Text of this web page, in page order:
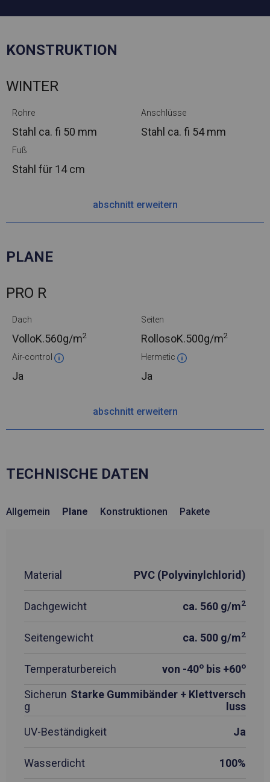
KONSTRUKTION
WINTER
Rohre
Stahl ca. fi 50 mm
Anschlüsse
Stahl ca. fi 54 mm
Fuß
Stahl für 14 cm
abschnitt erweitern
PLANE
PRO R
Dach
VolloK.560g/m2
Seiten
RollosoK.500g/m2
Air-control
Ja
Hermetic
Ja
abschnitt erweitern
TECHNISCHE DATEN
Allgemein Plane Konstruktionen Pakete
Material PVC (Polyvinylchlorid)
Dachgewicht ca. 560 g/m2
Seitengewicht ca. 500 g/m2
Temperaturbereich von -40o bis +60o
Sicherun
g
Starke Gummibänder + Klettversch
luss
UV-Beständigkeit
Ja
Wasserdicht 100%